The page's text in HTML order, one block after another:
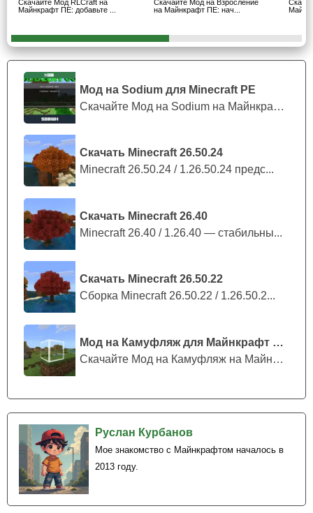
Мод на Sodium для Minecraft PE
Скачайте Мод на Sodium на Майнкрафт П...
Скачать Minecraft 26.50.24
Minecraft 26.50.24 / 1.26.50.24 предс...
Скачать Minecraft 26.40
Minecraft 26.40 / 1.26.40 — стабильны...
Скачать Minecraft 26.50.22
Сборка Minecraft 26.50.22 / 1.26.50.2...
Мод на Камуфляж для Майнкрафт ПЕ
Скачайте Мод на Камуфляж на Майнкрафт...
Руслан Курбанов
Мое знакомство с Майнкрафтом началось в
2013 году.
демона имеют весьма высокие характеристики. Чем
выше номер луны, тем он сильнее. Они способны
уничтожить человека
если данные персонажи выйдут на улицу во время
рассвета, то они мгновенно погибнут.
Противники
В зависимости от фракции, которую выберет игрок
Minecraft PE в моде на клинок рассекающий демонов, он
обретёт новых союзников и врагов. Пользователю стоит
помнить, что луны и столпы враждуют между собой и
церемониться с противником не привык никто. По
Скачайте Мод RLCraft на
Майнкрафт ПЕ: добавьте ...
Скачайте Мод на Взросление
на Майнкрафт ПЕ: нач...